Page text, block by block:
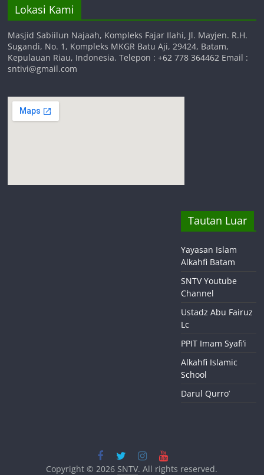
Lokasi Kami
Masjid Sabiilun Najaah, Kompleks Fajar Ilahi, Jl. Mayjen. R.H.
Sugandi, No. 1, Kompleks MKGR Batu Aji, 29424, Batam,
Kepulauan Riau, Indonesia. Telepon : +62 778 364462 Email :
sntivi@gmail.com
Tautan Luar
Yayasan Islam
Alkahfi Batam
SNTV Youtube
Channel
Ustadz Abu Fairuz
Lc
PPIT Imam Syafi’i
Alkahfi Islamic
School
Darul Qurro’
Copyright © 2026 SNTV. All rights reserved.